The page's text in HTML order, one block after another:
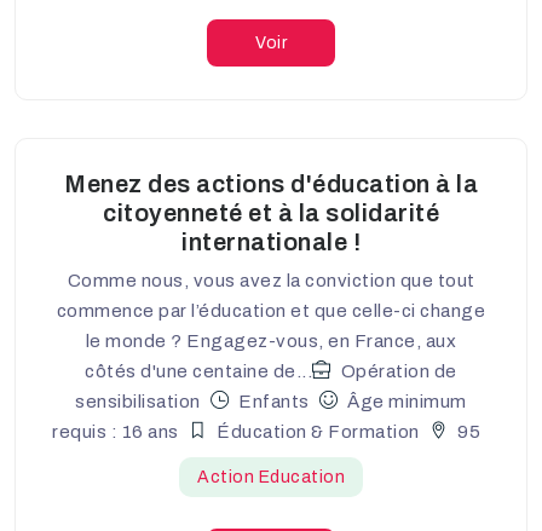
Voir
Menez des actions d'éducation à la
citoyenneté et à la solidarité
internationale !
Comme nous, vous avez la conviction que tout
commence par l’éducation et que celle-ci change
le monde ? Engagez-vous, en France, aux
côtés d'une centaine de...
Opération de
sensibilisation
Enfants
Âge minimum
requis : 16 ans
Éducation & Formation 95
Action Education